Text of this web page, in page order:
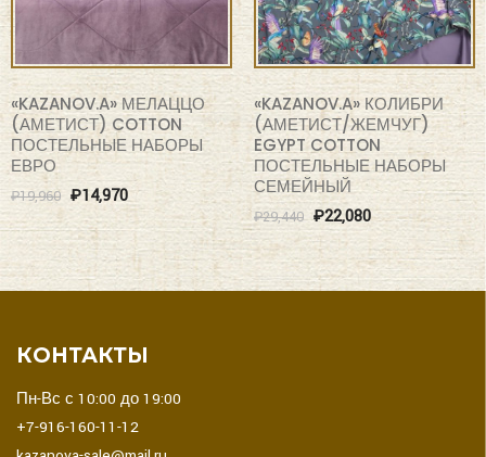
«KAZANOV.A» МЕЛАЦЦО
(АМЕТИСТ) COTTON
ПОСТЕЛЬНЫЕ НАБОРЫ
ЕВРО
₽19,960 ₽14,970
«KAZANOV.A» КОЛИБРИ
(АМЕТИСТ/ЖЕМЧУГ)
EGYPT COTTON
ПОСТЕЛЬНЫЕ НАБОРЫ
СЕМЕЙНЫЙ
₽29,440 ₽22,080
КОНТАКТЫ
Пн-Вс с 10:00 до 19:00
+7-916-160-11-12